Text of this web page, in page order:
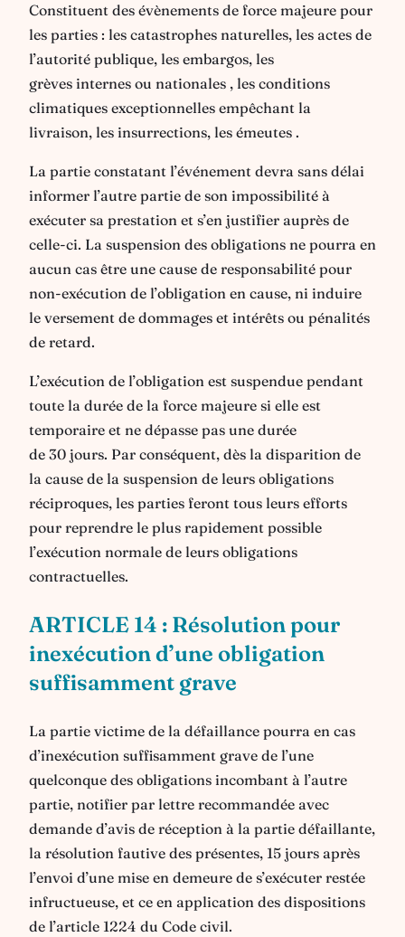
Constituent des évènements de force majeure pour
les parties : les catastrophes naturelles, les actes de
l’autorité publique, les embargos, les
grèves internes ou nationales , les conditions
climatiques exceptionnelles empêchant la
livraison, les insurrections, les émeutes .
La partie constatant l’événement devra sans délai
informer l’autre partie de son impossibilité à
exécuter sa prestation et s’en justifier auprès de
celle-ci. La suspension des obligations ne pourra en
aucun cas être une cause de responsabilité pour
non-exécution de l’obligation en cause, ni induire
le versement de dommages et intérêts ou pénalités
de retard.
L’exécution de l’obligation est suspendue pendant
toute la durée de la force majeure si elle est
temporaire et ne dépasse pas une durée
de 30 jours. Par conséquent, dès la disparition de
la cause de la suspension de leurs obligations
réciproques, les parties feront tous leurs efforts
pour reprendre le plus rapidement possible
l’exécution normale de leurs obligations
contractuelles.
ARTICLE 14 : Résolution pour
inexécution d’une obligation
suffisamment grave
La partie victime de la défaillance pourra en cas
d’inexécution suffisamment grave de l’une
quelconque des obligations incombant à l’autre
partie, notifier par lettre recommandée avec
demande d’avis de réception à la partie défaillante,
la résolution fautive des présentes, 15 jours après
l’envoi d’une mise en demeure de s’exécuter restée
infructueuse, et ce en application des dispositions
de l’article 1224 du Code civil.